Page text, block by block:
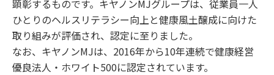
顕彰するものです。キヤノンMJグループは、従業員一人
ひとりのヘルスリテラシー向上と健康風土醸成に向けた
取り組みが評価され、認定に至りました。
なお、キヤノンMJは、2016年から10年連続で健康経営
優良法人・ホワイト500に認定されています。